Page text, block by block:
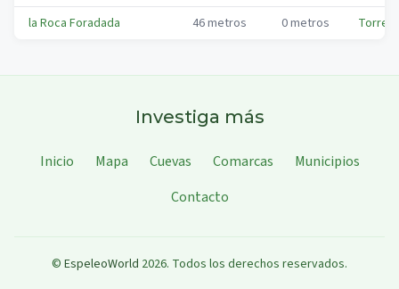
la Roca Foradada
46metros 0metros
Investiga más
Inicio Mapa Cuevas Comarcas
Municipios
Contacto
© EspeleoWorld 2026. Todos los derechos reservados.